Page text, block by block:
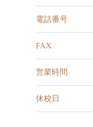
電話番号
FAX
営業時間
休校日